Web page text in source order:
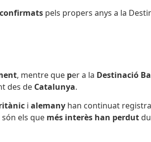
confirmats pels propers anys a la
, mentre que per a la Destinació
des de Catalunya.
i alemany han continuat
són els que més interès han perdut